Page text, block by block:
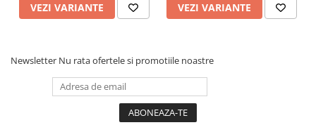
VEZI VARIANTE VEZI VARIANTE
Newsletter Nu rata ofertele si promotiile noastre